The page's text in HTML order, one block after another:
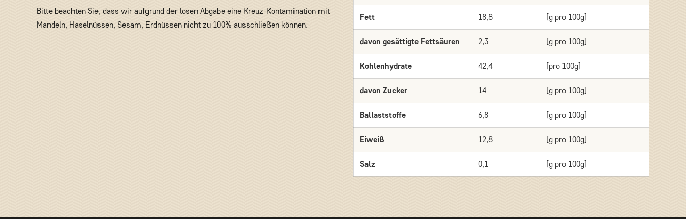
Bitte beachten Sie, dass wir aufgrund der losen Abgabe eine Kreuz-Kontamination mit
Mandeln, Haselnüssen, Sesam, Erdnüssen nicht zu 100% ausschließen können.
Fett 18,8 [g pro 100g]
davon gesättigte Fettsäuren 2,3 [g pro 100g]
Kohlenhydrate 42,4 [pro 100g]
davon Zucker 14 [g pro 100g]
Ballaststoffe 6,8 [g pro 100g]
Eiweiß 12,8 [g pro 100g]
Salz 0,1 [g pro 100g]